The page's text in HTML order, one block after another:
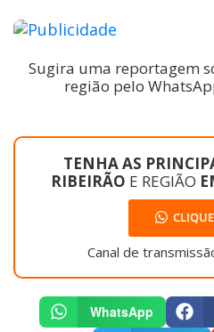
Sugira uma reportagem
região pelo
TENHA AS
RIBEIRÃO E REGIÃO
Canal de
WhatsApp